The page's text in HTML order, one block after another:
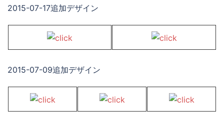
2015-07-17追加デザイン
2015-07-09追加デザイン